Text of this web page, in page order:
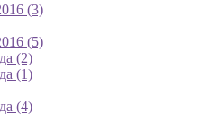
(3)
(5)
(2)
(1)
(4)